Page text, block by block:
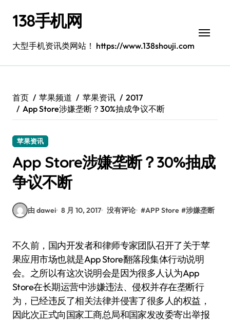
138手机网
大型手机资讯类网站！ https://www.138shouji.com
首页 苹果频道 苹果资讯
2017
App Store涉嫌垄断？30%抽成争议不断
苹果资讯
App Store涉嫌垄断？30%抽成
争议不断
由 dawei 8 月 10, 2017 没有评论 #APP Store #涉嫌垄断
不久前，国内开发者和律师专家团队召开了关于苹
果应用市场也就是App Store翻落段集体行动说明
会。之所以有这次说明会是因为很多人认为App
Store在长期运营中涉嫌违法、侵权并存在垄断行
为，已经违反了相关法律并侵害了很多人的权益，
因此次正式向国家工商总局和国家发改委寄出举报